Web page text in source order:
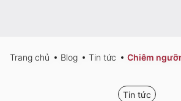
Trang chủ
Blog Tin tức
Tin tức